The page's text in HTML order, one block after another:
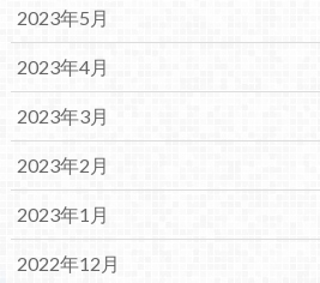
2023年5月
2023年4月
2023年3月
2023年2月
2023年1月
2022年12月